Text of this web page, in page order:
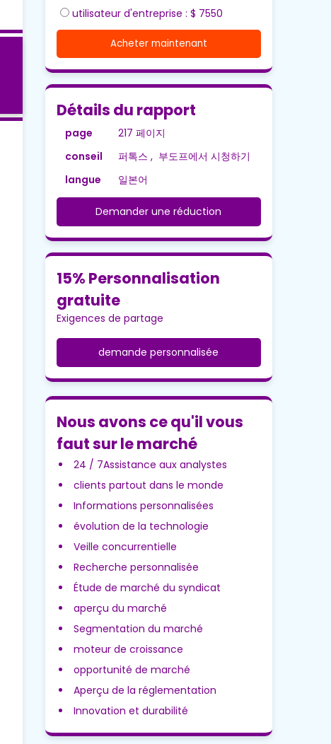
utilisateur d'entreprise : $ 7550
Acheter maintenant
Détails du rapport
page
217 페이지
conseil
퍼톡스 , 부도프에서 시청하기
langue
일본어
Demander une réduction
15% Personnalisation
gratuite
Exigences de partage
demande personnalisée
Nous avons ce qu'il vous
faut sur le marché
24 / 7Assistance aux analystes
clients partout dans le monde
Informations personnalisées
évolution de la technologie
Veille concurrentielle
Recherche personnalisée
Étude de marché du syndicat
aperçu du marché
Segmentation du marché
moteur de croissance
opportunité de marché
Aperçu de la réglementation
Innovation et durabilité